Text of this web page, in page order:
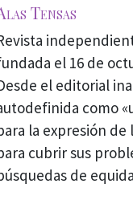
Tensas
el 16 de
el editorial
como
la expresión de
cubrir sus
de